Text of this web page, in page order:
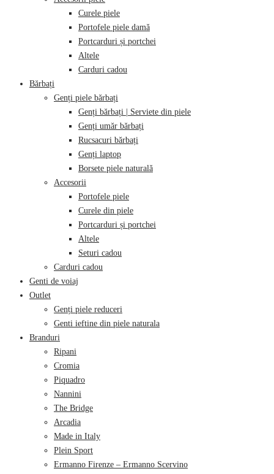
Curele piele
Portofele piele damă
Portcarduri și portchei
Altele
Carduri cadou
Bărbați
Genți piele bărbați
Genți bărbați | Serviete din piele
Genți umăr bărbați
Rucsacuri bărbați
Genți laptop
Borsete piele naturală
Accesorii
Portofele piele
Curele din piele
Portcarduri și portchei
Altele
Seturi cadou
Carduri cadou
Genti de voiaj
Outlet
Genți piele reduceri
Genti ieftine din piele naturala
Branduri
Ripani
Cromia
Piquadro
Nannini
The Bridge
Arcadia
Made in Italy
Plein Sport
Ermanno Firenze – Ermanno Scervino